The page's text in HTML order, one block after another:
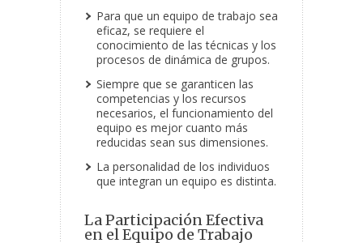
Para que un equipo de trabajo sea
eficaz, se requiere el
conocimiento de las técnicas y los
procesos de dinámica de grupos.
Siempre que se garanticen las
competencias y los recursos
necesarios, el funcionamiento del
equipo es mejor cuanto más
reducidas sean sus dimensiones.
La personalidad de los individuos
que integran un equipo es distinta.
La Participación Efectiva
en el Equipo de Trabajo